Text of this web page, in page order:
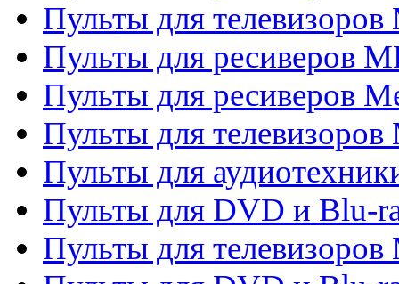
Пульты для телевизоров
Пульты для ресиверов
Пульты для ресиверов
Пульты для телевизоров
Пульты для
Пульты для DVD и Blu-
Пульты для